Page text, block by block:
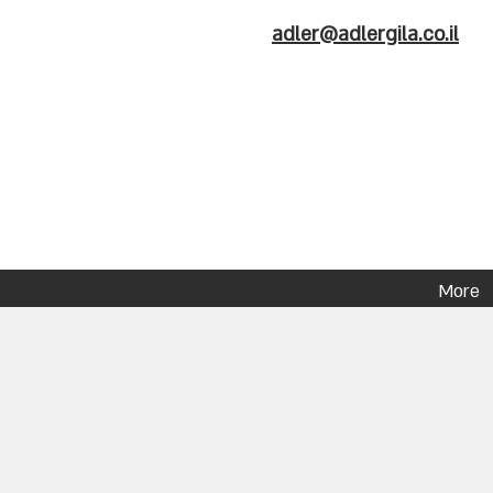
adler@adlergila.co.il
More